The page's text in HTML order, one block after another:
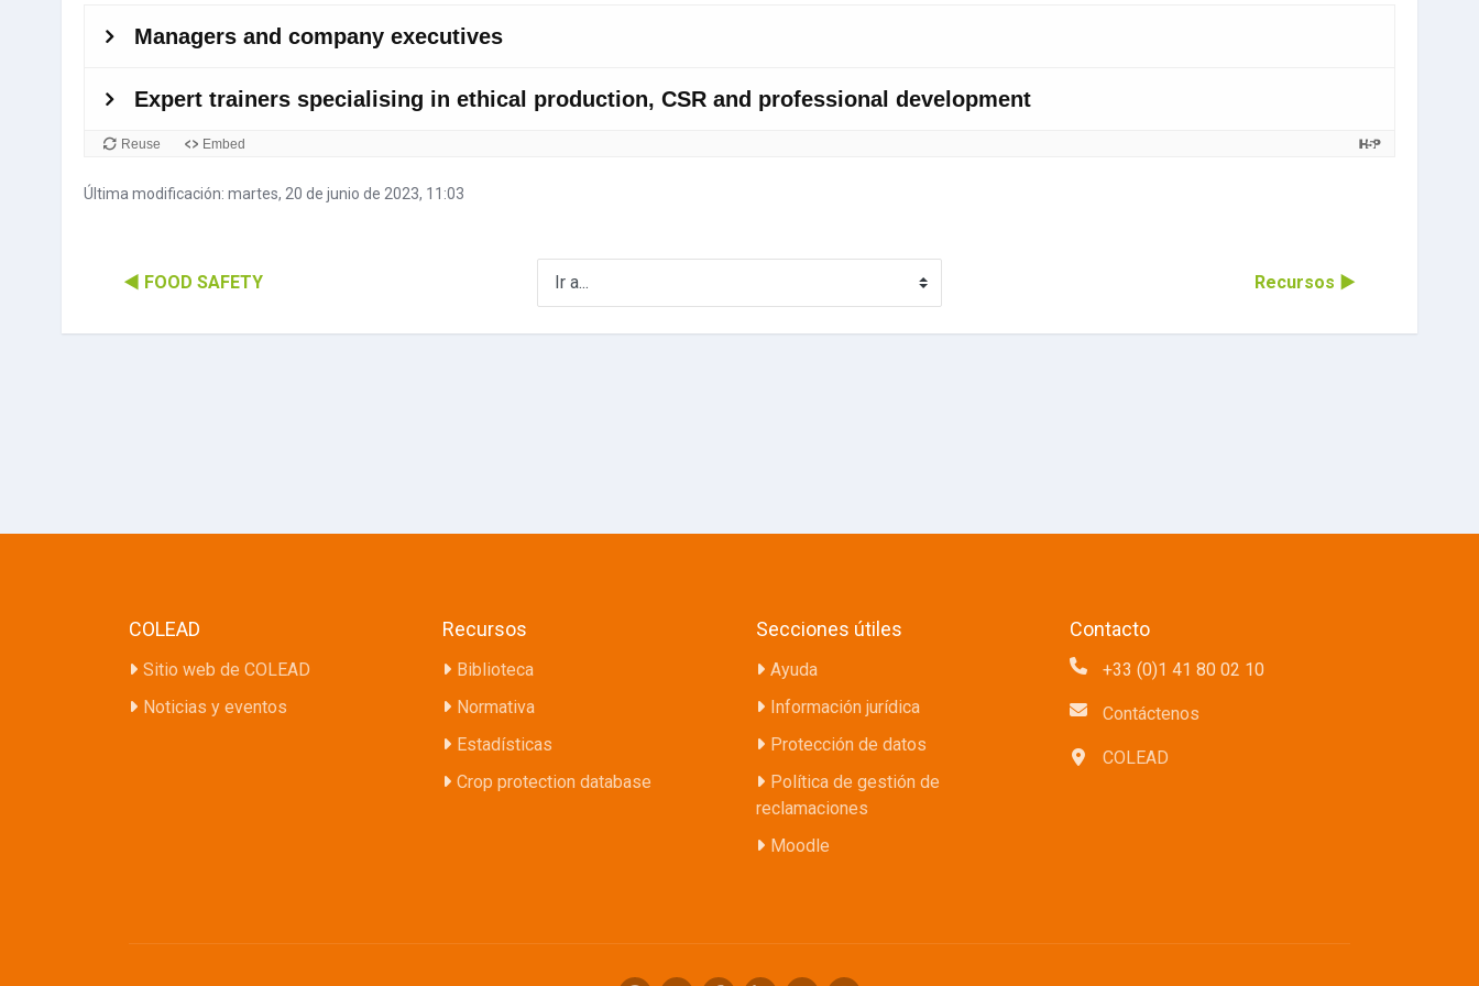
Última modificación: martes, 20 de junio de 2023, 11:03
◀︎ FOOD SAFETY Ir a... Recursos ▶︎
COLEAD
Sitio web de COLEAD
Noticias y eventos
Recursos
Biblioteca
Normativa
Estadísticas
Crop protection database
Secciones útiles
Ayuda
Información jurídica
Protección de datos
Política de gestión de
reclamaciones
Moodle
Contacto
+33 (0)1 41 80 02 10
Contáctenos
COLEAD